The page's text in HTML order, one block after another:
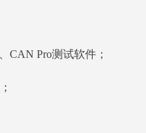
CAN Pro测试软件；